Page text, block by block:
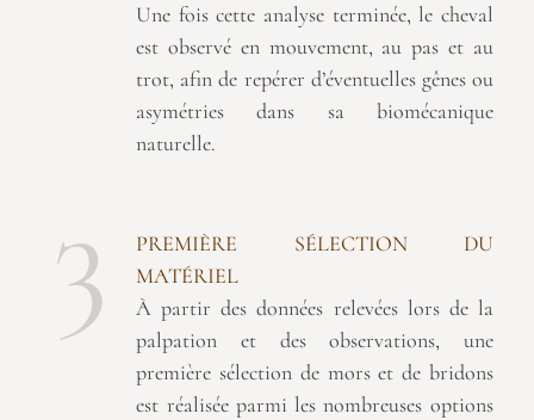
Une fois cette analyse terminée, le cheval
est observé en mouvement, au pas et au
trot, afin de repérer d’éventuelles gênes ou
asymétries dans sa biomécanique
naturelle.
3
PREMIÈRE SÉLECTION DU
MATÉRIEL
À partir des données relevées lors de la
palpation et des observations, une
première sélection de mors et de bridons
est réalisée parmi les nombreuses options